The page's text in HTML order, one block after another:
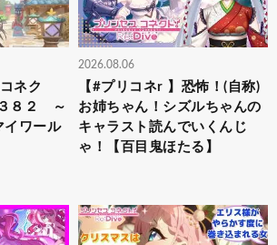
ネク
８２ ～
ワール
2026.08.06
【#プリコネr 】恐怖！(自称)
お姉ちゃん！シズルちゃんの
キャラスト読んでいくんじ
ゃ！【百目鬼ほたる】